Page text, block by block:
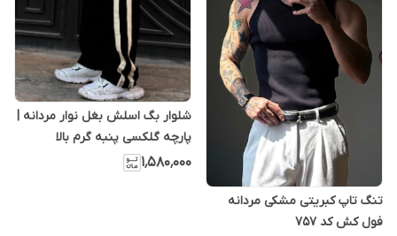
تنگ تاپ کبریتی مشکی مردانه
فول کش کد ۷۵۷
شلوار بگ اسلش بغل نوار مردانه |
پارچه گلکسی پنبه گرم بالا
۱٬۵۸۰٬۰۰۰